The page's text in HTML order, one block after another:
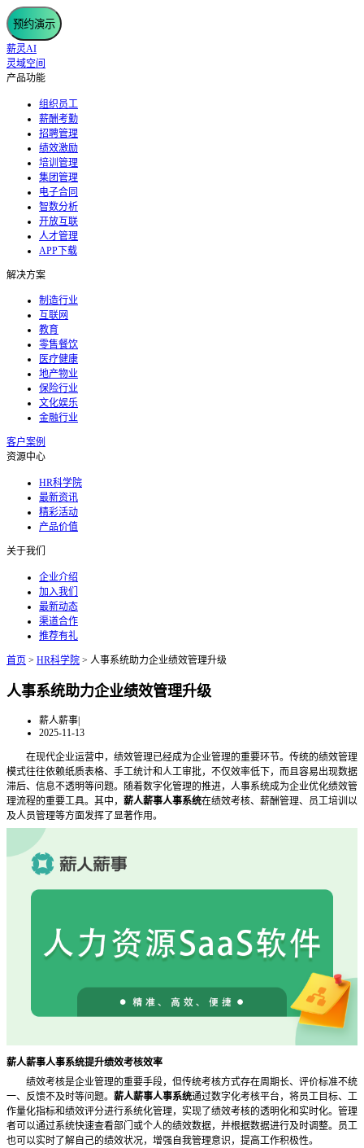
预约演示
薪灵AI
灵域空间
产品功能
组织员工
薪酬考勤
招聘管理
绩效激励
培训管理
集团管理
电子合同
智数分析
开放互联
人才管理
APP下载
解决方案
制造行业
互联网
教育
零售餐饮
医疗健康
地产物业
保险行业
文化娱乐
金融行业
客户案例
资源中心
HR科学院
最新资讯
精彩活动
产品价值
关于我们
企业介绍
加入我们
最新动态
渠道合作
推荐有礼
首页 > HR科学院 > 人事系统助力企业绩效管理升级
人事系统助力企业绩效管理升级
薪人薪事|
2025-11-13
在现代企业运营中，绩效管理已经成为企业管理的重要环节。传统的绩效管理
模式往往依赖纸质表格、手工统计和人工审批，不仅效率低下，而且容易出现数据
滞后、信息不透明等问题。随着数字化管理的推进，人事系统成为企业优化绩效管
理流程的重要工具。其中， 薪人薪事人事系统在绩效考核、薪酬管理、员工培训以
及人员管理等方面发挥了显著作用。
薪人薪事人事系统提升绩效考核效率
绩效考核是企业管理的重要手段，但传统考核方式存在周期长、评价标准不统
一、反馈不及时等问题。 薪人薪事人事系统通过数字化考核平台，将员工目标、工
作量化指标和绩效评分进行系统化管理，实现了绩效考核的透明化和实时化。管理
者可以通过系统快速查看部门或个人的绩效数据，并根据数据进行及时调整。员工
也可以实时了解自己的绩效状况，增强自我管理意识，提高工作积极性。